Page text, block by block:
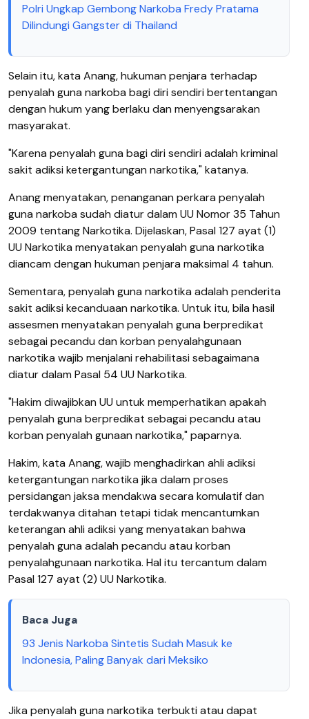
Polri Ungkap Gembong Narkoba Fredy Pratama
Dilindungi Gangster di Thailand
Selain itu, kata Anang, hukuman penjara terhadap
penyalah guna narkoba bagi diri sendiri bertentangan
dengan hukum yang berlaku dan menyengsarakan
masyarakat.
"Karena penyalah guna bagi diri sendiri adalah kriminal
sakit adiksi ketergantungan narkotika," katanya.
Anang menyatakan, penanganan perkara penyalah
guna narkoba sudah diatur dalam UU Nomor 35 Tahun
2009 tentang Narkotika. Dijelaskan, Pasal 127 ayat (1)
UU Narkotika menyatakan penyalah guna narkotika
diancam dengan hukuman penjara maksimal 4 tahun.
Sementara, penyalah guna narkotika adalah penderita
sakit adiksi kecanduaan narkotika. Untuk itu, bila hasil
assesmen menyatakan penyalah guna berpredikat
sebagai pecandu dan korban penyalahgunaan
narkotika wajib menjalani rehabilitasi sebagaimana
diatur dalam Pasal 54 UU Narkotika.
"Hakim diwajibkan UU untuk memperhatikan apakah
penyalah guna berpredikat sebagai pecandu atau
korban penyalah gunaan narkotika," paparnya.
Hakim, kata Anang, wajib menghadirkan ahli adiksi
ketergantungan narkotika jika dalam proses
persidangan jaksa mendakwa secara komulatif dan
terdakwanya ditahan tetapi tidak mencantumkan
keterangan ahli adiksi yang menyatakan bahwa
penyalah guna adalah pecandu atau korban
penyalahgunaan narkotika. Hal itu tercantum dalam
Pasal 127 ayat (2) UU Narkotika.
Baca Juga
93 Jenis Narkoba Sintetis Sudah Masuk ke
Indonesia, Paling Banyak dari Meksiko
Jika penyalah guna narkotika terbukti atau dapat